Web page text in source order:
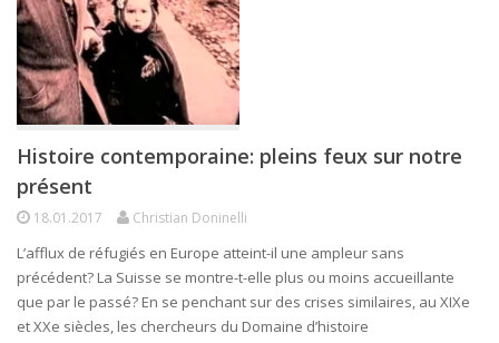
Histoire contemporaine: pleins feux sur notre
présent
18.01.2017 Christian Doninelli
L’afflux de réfugiés en Europe atteint-il une ampleur sans
précédent? La Suisse se montre-t-elle plus ou moins accueillante
que par le passé? En se penchant sur des crises similaires, au XIXe
et XXe siècles, les chercheurs du Domaine d’histoire